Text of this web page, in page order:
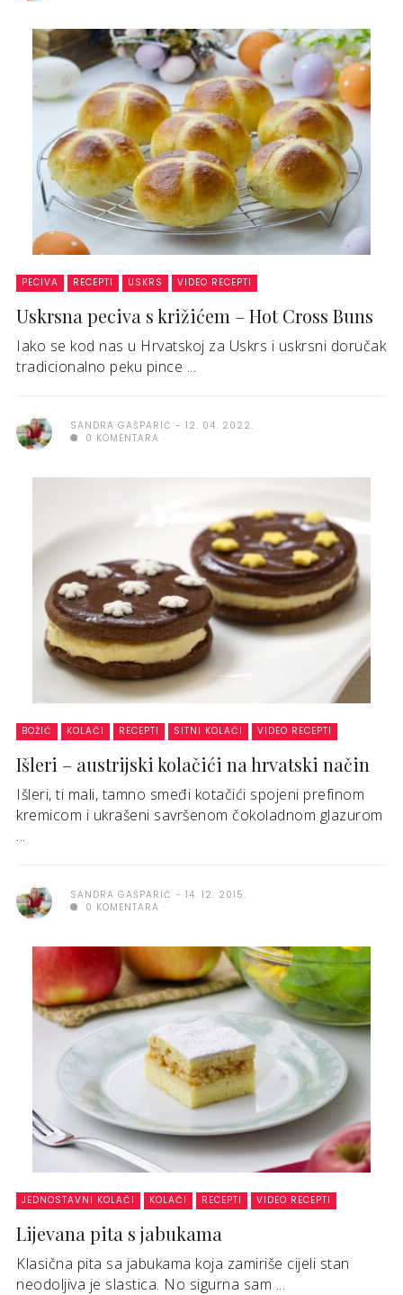
PECIVA RECEPTI USKRS VIDEO RECEPTI
Uskrsna peciva s križićem – Hot Cross Buns
Iako se kod nas u Hrvatskoj za Uskrs i uskrsni doručak
tradicionalno peku pince ...
SANDRA GAŠPARIĆ
12. 04. 2022.
0 KOMENTARA
BOŽIĆ KOLAČI RECEPTI SITNI KOLAČI VIDEO RECEPTI
Išleri – austrijski kolačići na hrvatski način
Išleri, ti mali, tamno smeđi kotačići spojeni prefinom
kremicom i ukrašeni savršenom čokoladnom glazurom
...
SANDRA GAŠPARIĆ
14. 12. 2015.
0 KOMENTARA
JEDNOSTAVNI KOLAČI KOLAČI RECEPTI VIDEO RECEPTI
Lijevana pita s jabukama
Klasična pita sa jabukama koja zamiriše cijeli stan
neodoljiva je slastica. No sigurna sam ...